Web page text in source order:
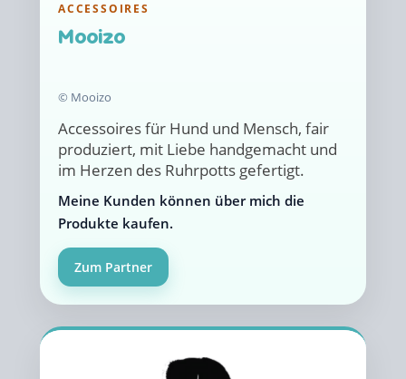
ACCESSOIRES
Mooizo
© Mooizo
Accessoires für Hund und Mensch, fair
produziert, mit Liebe handgemacht und
im Herzen des Ruhrpotts gefertigt.
Meine Kunden können über mich die
Produkte kaufen.
Zum Partner